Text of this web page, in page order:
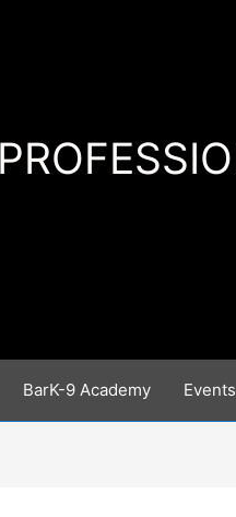
BarK-9 Academy Events